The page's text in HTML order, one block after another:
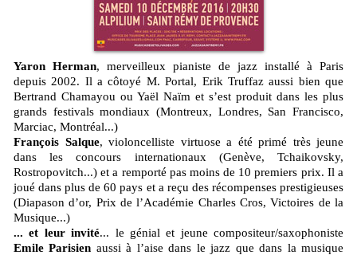
Yaron Herman, merveilleux pianiste de jazz installé à Paris
depuis 2002. Il a côtoyé M. Portal, Erik Truffaz aussi bien que
Bertrand Chamayou ou Yaël Naïm et s’est produit dans les plus
grands festivals mondiaux (Montreux, Londres, San Francisco,
Marciac, Montréal...)
François Salque, violoncelliste virtuose a été primé très jeune
dans les concours internationaux (Genève, Tchaikovsky,
Rostropovitch...) et a remporté pas moins de 10 premiers prix. Il a
joué dans plus de 60 pays et a reçu des récompenses prestigieuses
(Diapason d’or, Prix de l’Académie Charles Cros, Victoires de la
Musique...)
... et leur invité... le génial et jeune compositeur/saxophoniste
Emile Parisien aussi à l’aise dans le jazz que dans la musique